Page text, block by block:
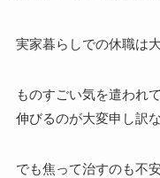
実家暮らしでの休職は
ものすごい気を遣われ
伸びるのが大変申し訳
でも焦って治すのも不